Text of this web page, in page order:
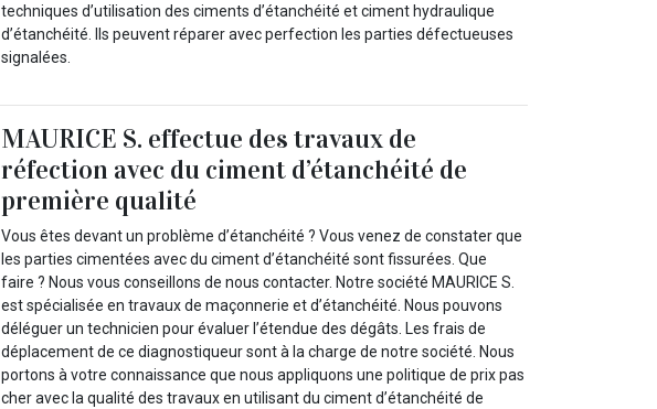
techniques d’utilisation des ciments d’étanchéité et ciment hydraulique
d’étanchéité. Ils peuvent réparer avec perfection les parties défectueuses
signalées.
MAURICE S. effectue des travaux de
réfection avec du ciment d’étanchéité de
première qualité
Vous êtes devant un problème d’étanchéité ? Vous venez de constater que
les parties cimentées avec du ciment d’étanchéité sont fissurées. Que
faire ? Nous vous conseillons de nous contacter. Notre société MAURICE S.
est spécialisée en travaux de maçonnerie et d’étanchéité. Nous pouvons
déléguer un technicien pour évaluer l’étendue des dégâts. Les frais de
déplacement de ce diagnostiqueur sont à la charge de notre société. Nous
portons à votre connaissance que nous appliquons une politique de prix pas
cher avec la qualité des travaux en utilisant du ciment d’étanchéité de